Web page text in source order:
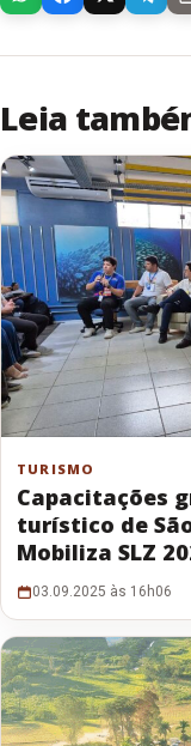
Leia
TURISMO
Capacitações
turístico de
Mobiliza SLZ
03.09.2025 às 16h06